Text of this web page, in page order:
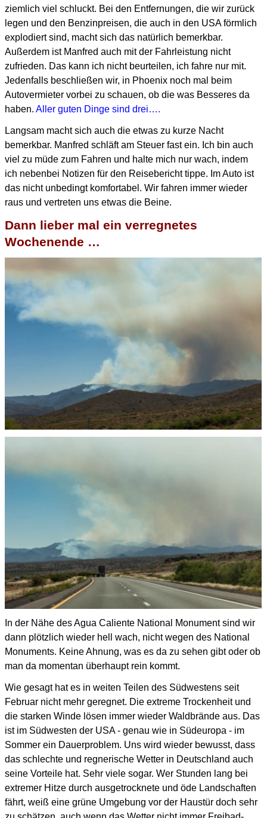
ziemlich viel schluckt. Bei den Entfernungen, die wir zurück
legen und den Benzinpreisen, die auch in den USA förmlich
explodiert sind, macht sich das natürlich bemerkbar.
Außerdem ist Manfred auch mit der Fahrleistung nicht
zufrieden. Das kann ich nicht beurteilen, ich fahre nur mit.
Jedenfalls beschließen wir, in Phoenix noch mal beim
Autovermieter vorbei zu schauen, ob die was Besseres da
haben. Aller guten Dinge sind drei….
Langsam macht sich auch die etwas zu kurze Nacht
bemerkbar. Manfred schläft am Steuer fast ein. Ich bin auch
viel zu müde zum Fahren und halte mich nur wach, indem
ich nebenbei Notizen für den Reisebericht tippe. Im Auto ist
das nicht unbedingt komfortabel. Wir fahren immer wieder
raus und vertreten uns etwas die Beine.
Dann lieber mal ein verregnetes
Wochenende …
In der Nähe des Agua Caliente National Monument sind wir
dann plötzlich wieder hell wach, nicht wegen des National
Monuments. Keine Ahnung, was es da zu sehen gibt oder ob
man da momentan überhaupt rein kommt.
Wie gesagt hat es in weiten Teilen des Südwestens seit
Februar nicht mehr geregnet. Die extreme Trockenheit und
die starken Winde lösen immer wieder Waldbrände aus. Das
ist im Südwesten der USA - genau wie in Südeuropa - im
Sommer ein Dauerproblem. Uns wird wieder bewusst, dass
das schlechte und regnerische Wetter in Deutschland auch
seine Vorteile hat. Sehr viele sogar. Wer Stunden lang bei
extremer Hitze durch ausgetrocknete und öde Landschaften
fährt, weiß eine grüne Umgebung vor der Haustür doch sehr